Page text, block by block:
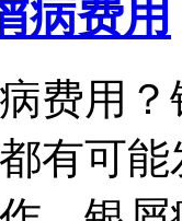
病费用
费用
有可